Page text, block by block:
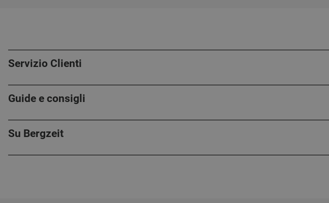
Servizio Clienti
Guide e consigli
Su Bergzeit